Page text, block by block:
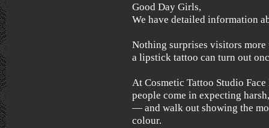
Good Day Girls,
We have detailed information
Nothing surprises visitors more
a lipstick tattoo can turn out
At Cosmetic Tattoo Studio
people come in expecting
— and walk out showing the
colour.